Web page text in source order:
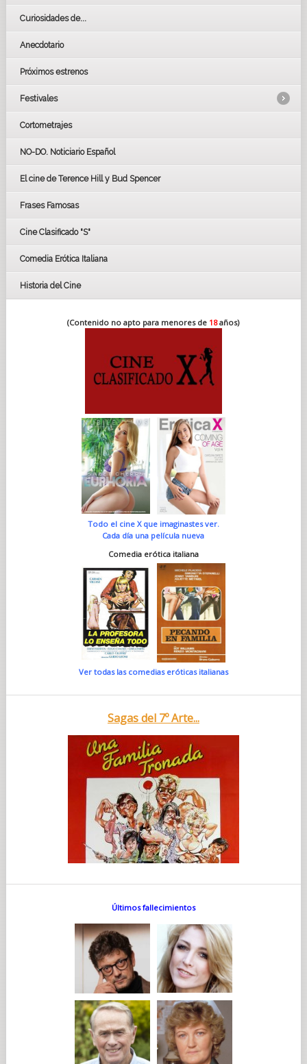
Curiosidades de...
Anecdotario
Próximos estrenos
Festivales
LOS OSCARS
GOYAS
BAFTA
Cortometrajes
NO-DO. Noticiario Español
El cine de Terence Hill y Bud Spencer
Frases Famosas
Cine Clasificado "S"
Comedia Erótica Italiana
Historia del Cine
(Contenido no apto para menores de 18años)
Todo el cine X que imaginastes ver.
Cada día una película nueva
Comedia erótica italiana
Ver todas las comedias eróticas italianas
Sagas del 7º Arte...
Últimos fallecimientos